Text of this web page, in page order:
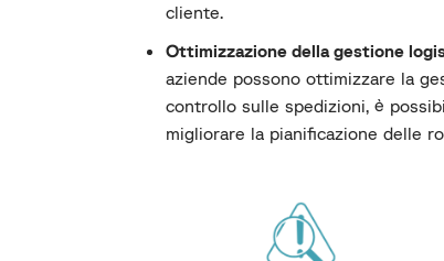
cliente.
Ottimizzazione della gestione
aziende possono ottimizzare la
controllo sulle spedizioni, è
migliorare la pianificazione delle